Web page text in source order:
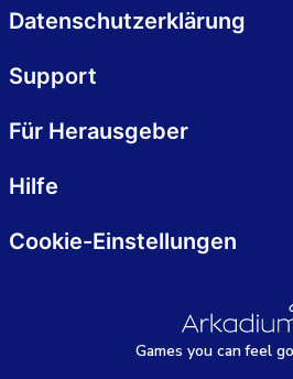
Games you canfeel
Datenschutzerklärung
Support
Für Herausgeber
Hilfe
Cookie-Einstellungen